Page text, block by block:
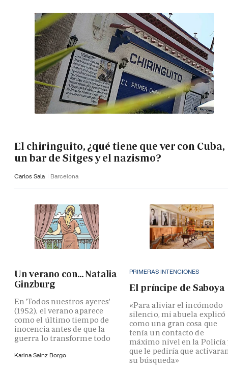
El chiringuito, ¿qué tiene que ver con Cuba,
un bar de Sitges y el nazismo?
Carlos Sala Barcelona
Un verano con... Natalia
Ginzburg
En 'Todos nuestros ayeres'
(1952), el verano aparece
como el último tiempo de
inocencia antes de que la
guerra lo transforme todo
Karina Sainz Borgo
PRIMERAS INTENCIONES
El príncipe de Saboya
«Para aliviar el incómodo
silencio, mi abuela explicó
como una gran cosa que
tenía un contacto de
máximo nivel en la Policía
que le pediría que
su búsqueda»